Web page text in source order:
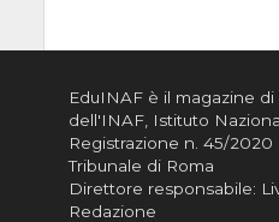
EduINAF è il magazine
dell'INAF, Istituto
Registrazione n. 45/
Tribunale di Roma
Direttore responsabile:
Redazione